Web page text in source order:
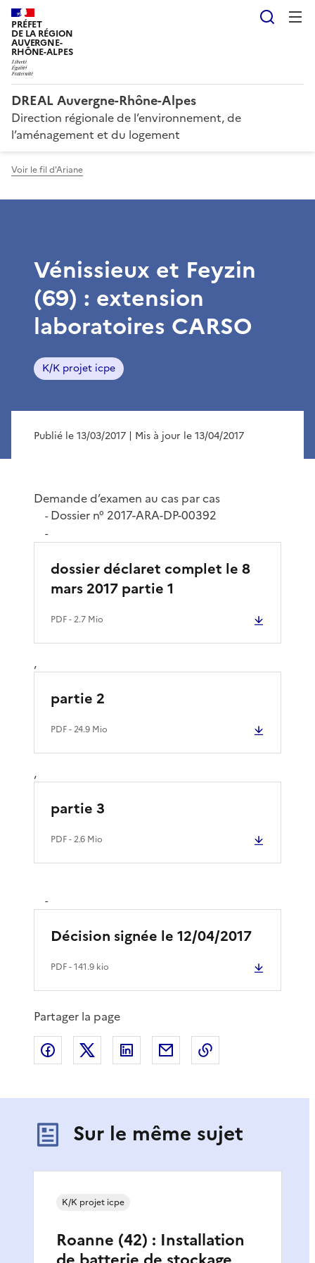
PRÉFET
DE LA RÉGION
AUVERGNE-
RHÔNE-ALPES
DREAL Auvergne-Rhône-Alpes
Direction régionale de l’environnement, de
l’aménagement et du logement
Voir le fil d'Ariane
Vénissieux et Feyzin
(69) : extension
laboratoires CARSO
K/K projet icpe
Publié le 13/03/2017 | Mis à jour le 13/04/2017
Demande d’examen au cas par cas
-Dossier n° 2017-ARA-DP-00392
-
dossier déclaret complet le 8
mars 2017 partie 1
PDF- 2.7 Mio
,
partie 2
PDF- 24.9 Mio
,
partie 3
PDF- 2.6 Mio
-
Décision signée le 12/04/2017
PDF- 141.9 kio
Partager la page
Partager sur Facebook
Partager sur XPartager sur LinkedIn
Partager par email
Sur le même sujet
Roanne (42) : Installation
K/K projet icpe